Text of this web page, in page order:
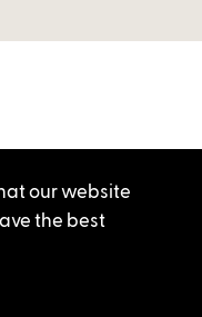
our website
the best